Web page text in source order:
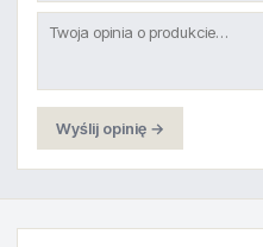
Wyślij opinię →